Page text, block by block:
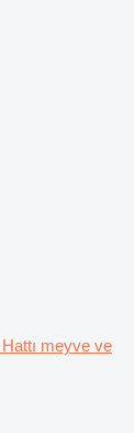
meyve ve